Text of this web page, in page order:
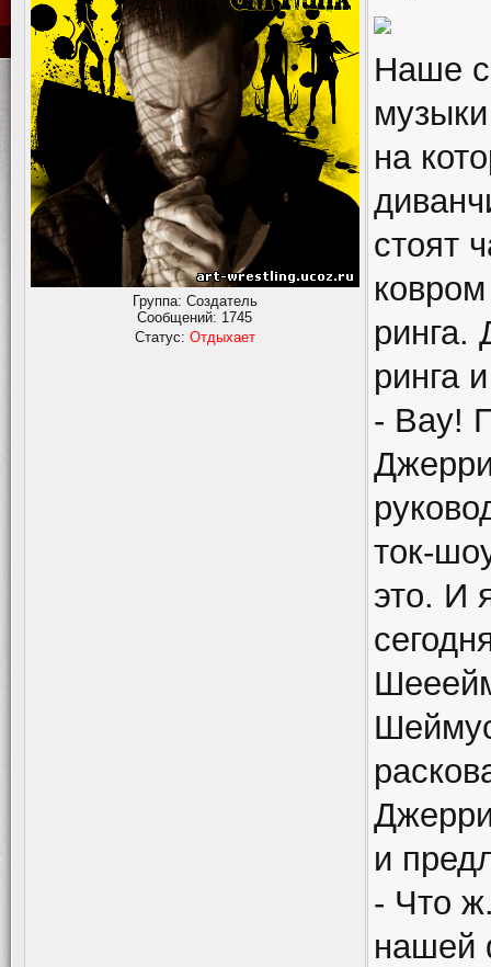
Группа: Создатель
Сообщений: 1745
Статус: Отдыхает
Наше
на
стоят
ринга.
ринга
- Вау!
ток-
это. И
и
- Что
нашей